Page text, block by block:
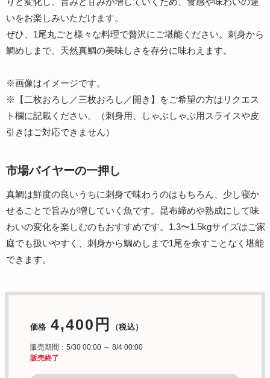
いをお楽しみいただけます。
ぜひ、1尾丸ごと様々な料理で贅沢にご堪能ください。刺身から
鯛めしまで、天然真鯛の美味しさを存分に味わえます。
※画像はイメージです。
※【二枚おろし／三枚おろし／開き】をご希望の方はリクエス
ト欄に記載ください。（刺身用、しゃぶしゃぶ用スライスや皮
引きはご対応できません）
市場バイヤーの一押し
真鯛は鮮度の良いうちに刺身で味わうのはもちろん、少し寝か
せることで旨みが増していく魚です。昆布締めや熟成にして味
わいの変化を楽しむのもおすすめです。1.3〜1.5kgサイズはご家
庭でも扱いやすく、刺身から鯛めしまで1尾を余すことなく堪能
できます。
価格 4,400円 （税込）
販売期間：5/30 00:00 ～ 8/4 00:00
販売終了